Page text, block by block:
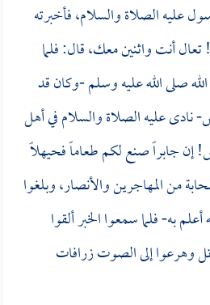
عليه الصلاة والسلام، فأخبرته
أنت واثنين معك، قال: فلما
صلى الله عليه وسلم -وكان قد
نادى عليه الصلاة والسلام في أهل
إنجابراًصنع لكم طعاماً فحيهلاً
من المهاجرين والأنصار، وبلغوا
به- فلما سمعوا الخبر ألقوا
وهرعوا إلى الصوت زرافات